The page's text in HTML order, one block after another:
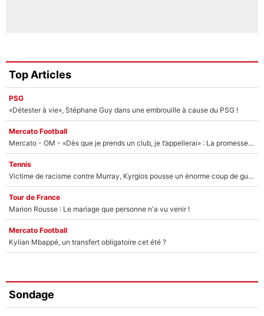
Top Articles
PSG
«Détester à vie», Stéphane Guy dans une embrouille à cause du PSG !
Mercato Football
Mercato - OM - «Dès que je prends un club, je t’appellerai» : La promesse de Marcelino au moment de claquer la porte
Tennis
Victime de racisme contre Murray, Kyrgios pousse un énorme coup de gueule !
Tour de France
Marion Rousse : Le mariage que personne n'a vu venir !
Mercato Football
Kylian Mbappé, un transfert obligatoire cet été ?
Sondage